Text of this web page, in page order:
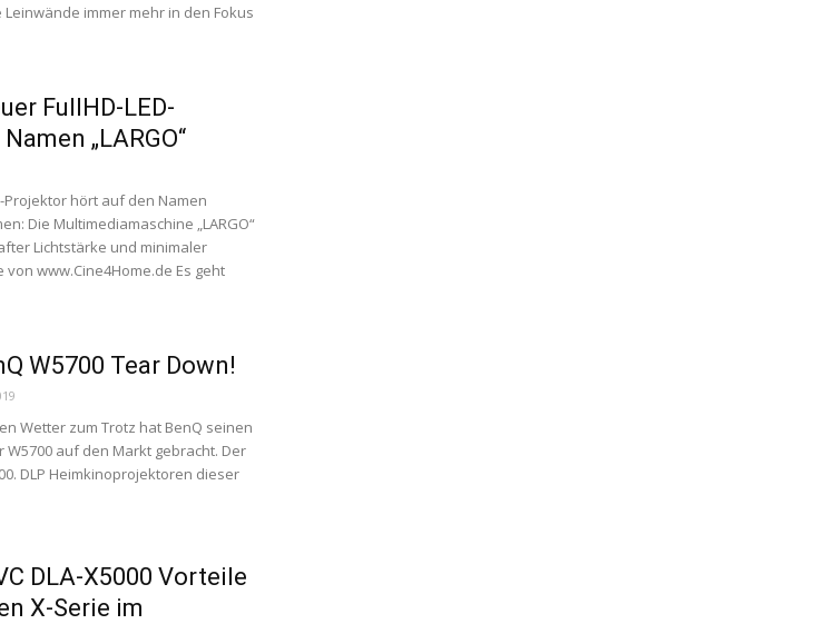
immer mehr in den Fokus
FullHD-LED-
„LARGO“
Projektor hört auf den Namen
Die Multimediamaschine „LARGO“
Lichtstärke und minimaler
www.Cine4Home.de Es geht
W5700 Tear Down!
Wetter zum Trotz hat BenQ seinen
auf den Markt gebracht. Der
DLP Heimkinoprojektoren dieser
DLA-X5000 Vorteile
X-Serie im